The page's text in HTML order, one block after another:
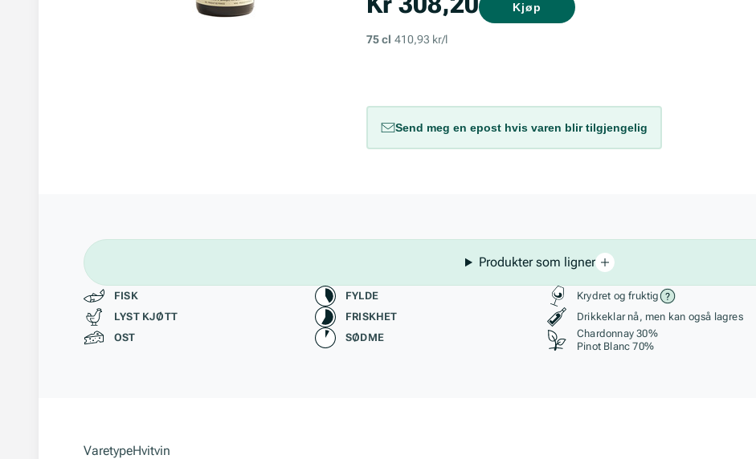
75 cl 410,93 kr/l
Kjøp
Send meg en epost hvis varen blir tilgjengelig
Produkter som ligner
Passer til
FISK
LYST KJØTT
OST
Karakteristikk
FYLDE
FRISKHET
SØDME
Stil, lagring og råstoff
Krydret og fruktig
Drikkeklar nå, men kan også lagres
Chardonnay 30%
Pinot Blanc 70%
VaretypeHvitvin